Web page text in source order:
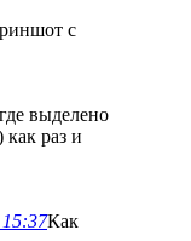
с
выделено
раз и
Как